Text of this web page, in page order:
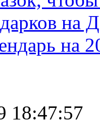
на
на
18:47:57